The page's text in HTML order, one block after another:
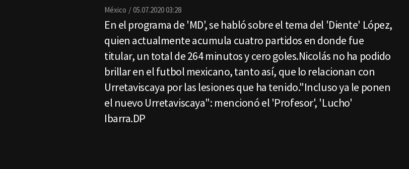
México 05.07.2020 03:28
En el programa de 'MD', se habló sobre el tema del 'Diente' López,
quien actualmente acumula cuatro partidos en donde fue
titular, un total de 264 minutos y cero goles.Nicolás no ha podido
brillar en el futbol mexicano, tanto así, que lo relacionan con
Urretaviscaya por las lesiones que ha tenido."Incluso ya le ponen
el nuevo Urretaviscaya": mencionó el 'Profesor', 'Lucho'
Ibarra.DP